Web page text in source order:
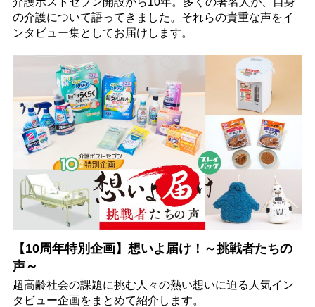
の介護について語ってきました。それらの貴重な声をイ
ンタビュー集としてお届けします。
【10周年特別企画】想いよ届け！～挑戦者たちの
声～
超高齢社会の課題に挑む人々の熱い想いに迫る人気イン
タビュー企画をまとめて紹介します。